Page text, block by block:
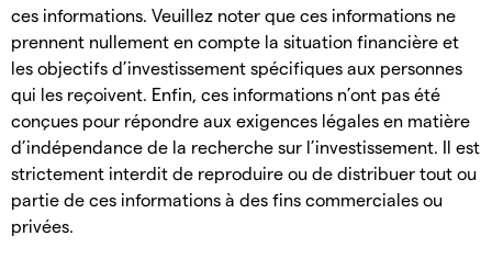
ces informations. Veuillez noter que ces informations ne
prennent nullement en compte la situation financière et
les objectifs d’investissement spécifiques aux personnes
qui les reçoivent. Enfin, ces informations n’ont pas été
conçues pour répondre aux exigences légales en matière
d’indépendance de la recherche sur l’investissement. Il est
strictement interdit de reproduire ou de distribuer tout ou
partie de ces informations à des fins commerciales ou
privées.